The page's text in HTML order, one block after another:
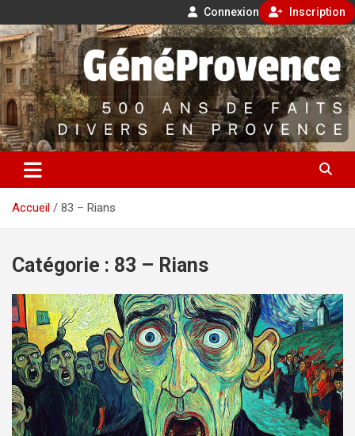
Connexion Inscription
Aller
au
contenu
GénéProvence
500 ans de faits divers en Provence
Accueil 83 – Rians
Catégorie : 83 – Rians